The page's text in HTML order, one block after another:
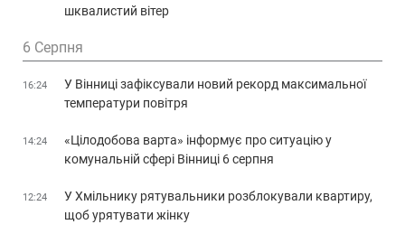
шквалистий вітер
6 Серпня
16:24
У Вінниці зафіксували новий рекорд максимальної
температури повітря
14:24
«Цілодобова варта» інформує про ситуацію у
комунальній сфері Вінниці 6 серпня
12:24
У Хмільнику рятувальники розблокували квартиру,
щоб урятувати жінку